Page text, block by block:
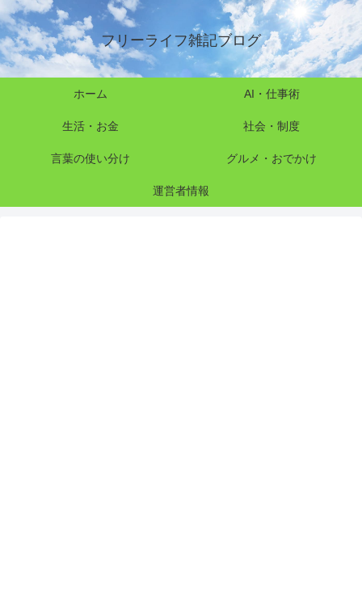
フリーライフ雑記ブログ
ホーム AI・仕事術
生活・お金 社会・制度
言葉の使い分け グルメ・おでかけ
運営者情報